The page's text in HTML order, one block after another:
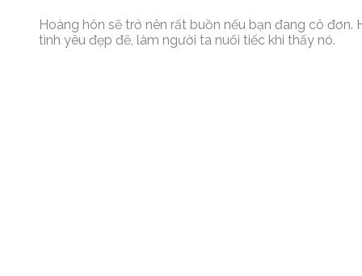
Hoàng hôn sẽ trở nên rất buồn nếu bạn đang cô
tình yêu đẹp đẽ, làm người ta nuối tiếc khi thấy nó.